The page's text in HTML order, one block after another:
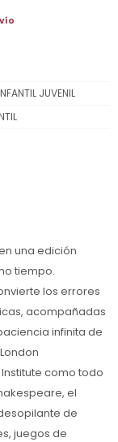
JUVENIL
una edición
tiempo.
los errores
acompañadas
infinita de
como todo
el
de
juegos de